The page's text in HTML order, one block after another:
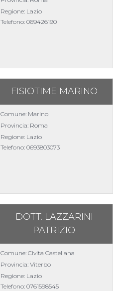
Regione: Lazio
Telefono:069426190
FISIOTIME MARINO
Comune: Marino
Provincia: Roma
Regione: Lazio
Telefono:0693803073
DOTT. LAZZARINI
PATRIZIO
Comune: Civita Castellana
Provincia: Viterbo
Regione: Lazio
Telefono:0761598545